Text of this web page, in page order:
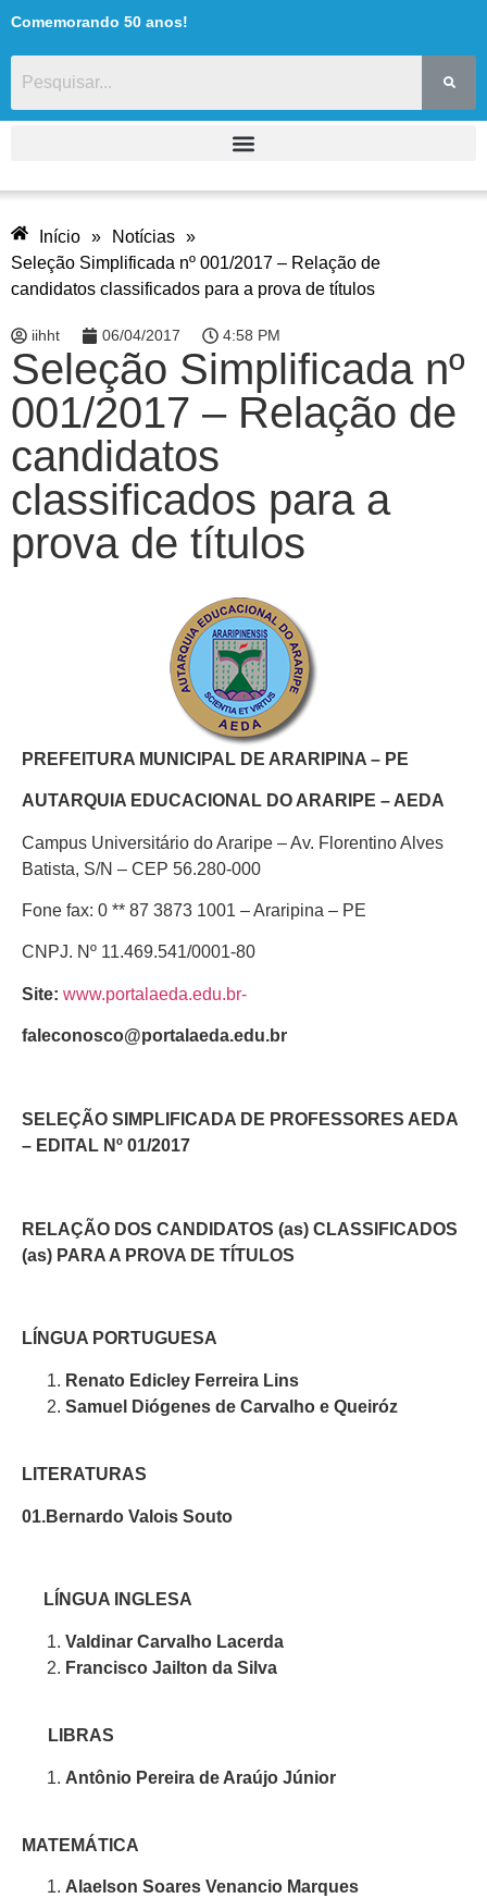
Comemorando 50 anos!
Início » Notícias »
Seleção Simplificada nº 001/2017 – Relação de
candidatos classificados para a prova de títulos
iihht 06/04/2017 4:58 PM
Seleção Simplificada nº
001/2017 – Relação de
candidatos
classificados para a
prova de títulos
PREFEITURA MUNICIPAL DE ARARIPINA – PE
AUTARQUIA EDUCACIONAL DO ARARIPE – AEDA
Campus Universitário do Araripe – Av. Florentino Alves
Batista, S/N – CEP 56.280-000
Fone fax: 0 ** 87 3873 1001 – Araripina – PE
CNPJ. Nº 11.469.541/0001-80
Site: www.portalaeda.edu.br-
faleconosco@portalaeda.edu.br
SELEÇÃO SIMPLIFICADA DE PROFESSORES AEDA
– EDITAL Nº 01/2017
RELAÇÃO DOS CANDIDATOS (as) CLASSIFICADOS
(as) PARA A PROVA DE TÍTULOS
LÍNGUA PORTUGUESA
Renato Edicley Ferreira Lins
Samuel Diógenes de Carvalho e Queiróz
LITERATURAS
01.Bernardo Valois Souto
LÍNGUA INGLESA
Valdinar Carvalho Lacerda
Francisco Jailton da Silva
LIBRAS
Antônio Pereira de Araújo Júnior
MATEMÁTICA
Alaelson Soares Venancio Marques